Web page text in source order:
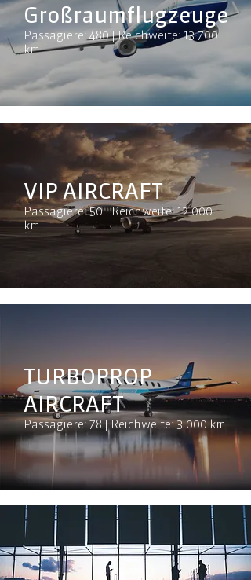
Großraumflugzeuge
Passagiere: 480 | Reichweite: 13.700
km
VIP AIRCRAFT
Passagiere: 50 | Reichweite: 12.000
km
TURBOPROP
AIRCRAFT
Passagiere: 78 | Reichweite: 3.000 km